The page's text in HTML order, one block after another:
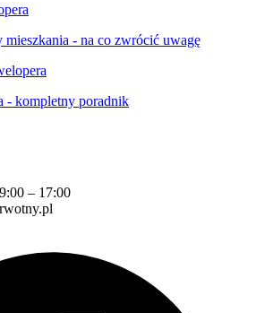
- na co zwrócić uwagę
- kompletny poradnik
– 17:00